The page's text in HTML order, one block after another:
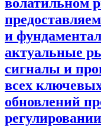
и
актуальные
сигналы и
всех
обновлений